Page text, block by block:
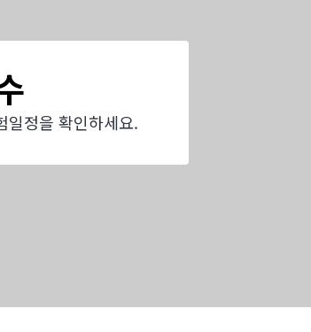
일정을 확인하세요.